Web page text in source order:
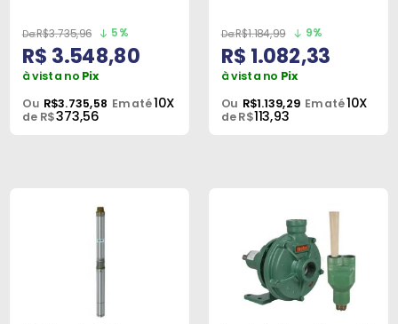
R$3.735,96 5%
R$ 3.548,80
à vista no Pix
Ou R$3.735,58 Em até10X
de R$373,56
R$1.184,99 9%
R$ 1.082,33
à vista no Pix
Ou R$1.139,29 Em até10X
de R$113,93